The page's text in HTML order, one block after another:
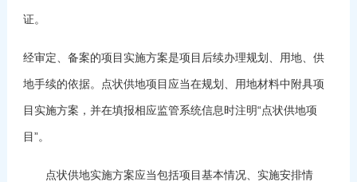
证。
经审定、备案的项目实施方案是项目后续办理规划、用地、供
地手续的依据。点状供地项目应当在规划、用地材料中附具项
目实施方案，并在填报相应监管系统信息时注明“点状供地项
目”。
点状供地实施方案应当包括项目基本情况、实施安排情